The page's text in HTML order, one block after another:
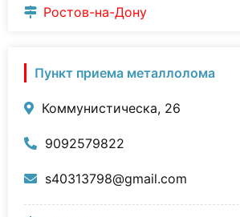
Ростов-на-Дону
Пункт приема металлолома
Коммунистическа, 26
9092579822
s40313798@gmail.com